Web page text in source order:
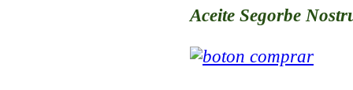
Aceite Segorbe